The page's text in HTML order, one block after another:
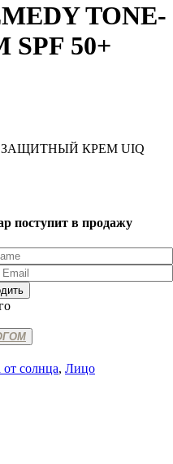
TONE-
SPF 50+
КРЕМ UIQ
поступит в продажу
солнца, Лицо